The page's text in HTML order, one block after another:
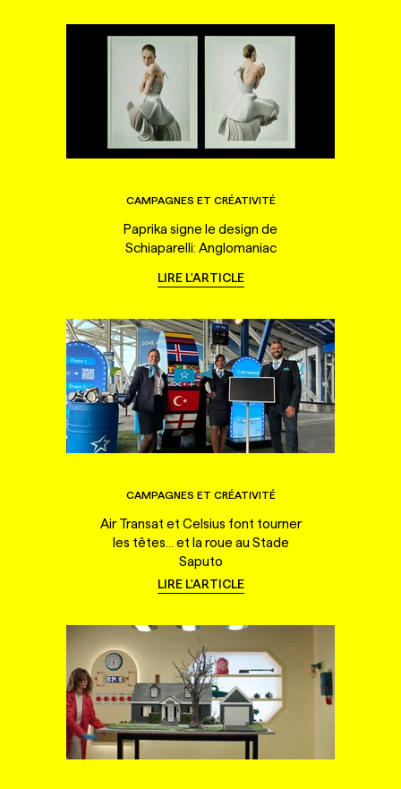
CAMPAGNES ET CRÉATIVITÉ
Paprika signe le design de
Schiaparelli: Anglomaniac
LIRE L'ARTICLE
CAMPAGNES ET CRÉATIVITÉ
Air Transat et Celsius font tourner
les têtes... et la roue au Stade
Saputo
LIRE L'ARTICLE